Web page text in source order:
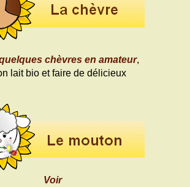
chèvres en amateur,
lait bio et faire de délicieux
Voir